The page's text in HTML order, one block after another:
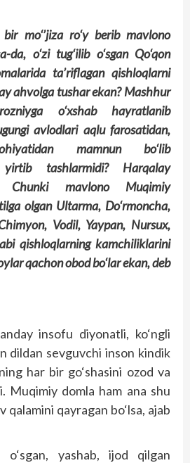
mo‘’jiza ro‘y berib mavlono
o‘zi tug‘ilib o‘sgan Qo‘qon
ta’riflagan qishloqlarni
ahvolga tushar ekan? Mashhur
o‘xshab hayratlanib
avlodlari aqlu farosatidan,
mamnun bo‘lib
yirtib tashlarmidi? Harqalay
Chunki mavlono Muqimiy
olgan Ultarma, Do‘rmoncha,
Vodil, Yaypan, Nursux,
qishloqlarning kamchiliklarini
qachon obod bo‘lar ekan, deb
insofu diyonatli, ko‘ngli
dildan sevguvchi inson kindik
har bir go‘shasini ozod va
Muqimiy domla ham ana shu
qalamini qayragan bo‘lsa, ajab
o‘sgan, yashab, ijod qilgan